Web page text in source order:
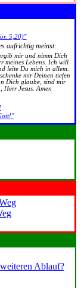
5,20)"
aufrichtig meinst:
mir und nimm Dich
meines Lebens. Ich will
leite Du mich in allem.
mir Deinen tiefen
Dich glaube, sind mir
Herr Jesus. Amen
Ablauf?